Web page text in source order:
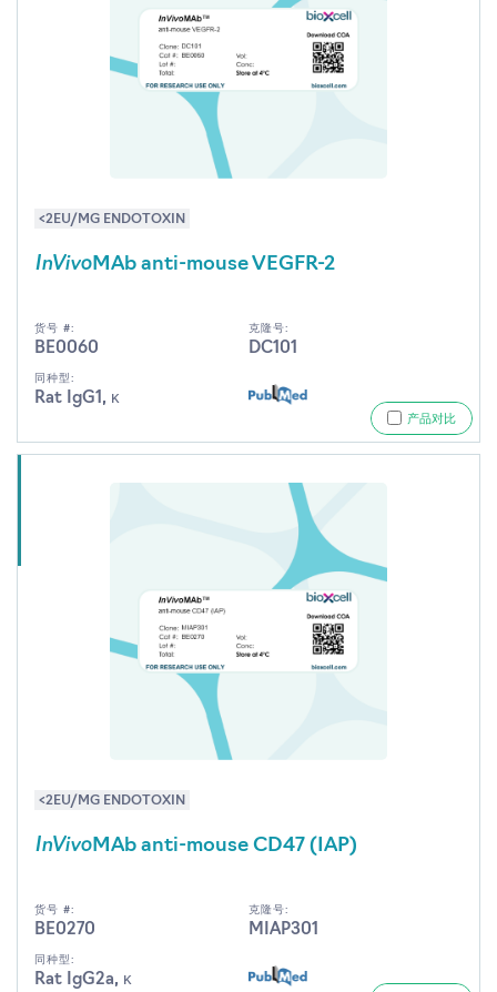
<2EU/MG ENDOTOXIN
InVivoMAb anti-mouse VEGFR-2
货号 #:
BE0060
克隆号:
DC101
同种型:
Rat IgG1, κ
产品对比
<2EU/MG ENDOTOXIN
InVivoMAb anti-mouse CD47 (IAP)
货号 #:
BE0270
克隆号:
MIAP301
同种型:
Rat IgG2a, κ